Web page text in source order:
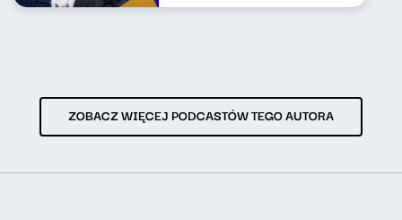
ZOBACZ WIĘCEJ PODCASTÓW TEGO AUTORA